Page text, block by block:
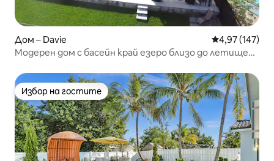
Дом – Davie Средна
4,97 (147)
Модерен дом с басейн край езеро близо до летище
Избор на гостите
Избор на гостите